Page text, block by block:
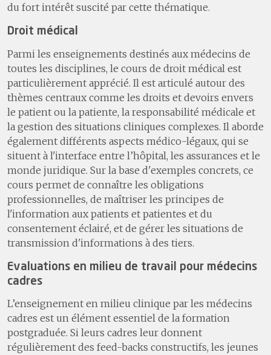
du fort intérêt suscité par cette thématique.
Droit médical
Parmi les enseignements destinés aux médecins de
toutes les disciplines, le cours de droit médical est
particulièrement apprécié. Il est articulé autour des
thèmes centraux comme les droits et devoirs envers
le patient ou la patiente, la responsabilité médicale et
la gestion des situations cliniques complexes. Il aborde
également différents aspects médico-légaux, qui se
situent à l'interface entre l’hôpital, les assurances et le
monde juridique. Sur la base d'exemples concrets, ce
cours permet de connaître les obligations
professionnelles, de maîtriser les principes de
l'information aux patients et patientes et du
consentement éclairé, et de gérer les situations de
transmission d'informations à des tiers.
Evaluations en milieu de travail pour médecins
cadres
L’enseignement en milieu clinique par les médecins
cadres est un élément essentiel de la formation
postgraduée. Si leurs cadres leur donnent
régulièrement des feed-backs constructifs, les jeunes